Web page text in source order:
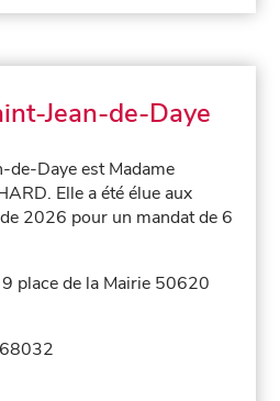
Jean-de-Daye
de-Daye est Madame
Elle a été élue aux
2026 pour un mandat de 6
9 place de la Mairie 50620